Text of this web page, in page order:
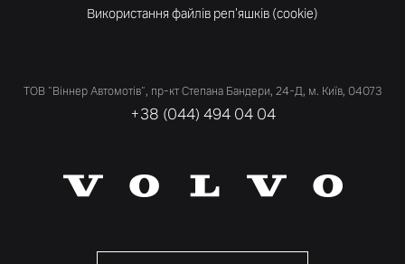
Використання файлів реп'яшків (cookie)
ТОВ "Віннер Автомотів", пр-кт Степана Бандери, 24-Д, м. Київ, 04073
+38 (044) 494 04 04